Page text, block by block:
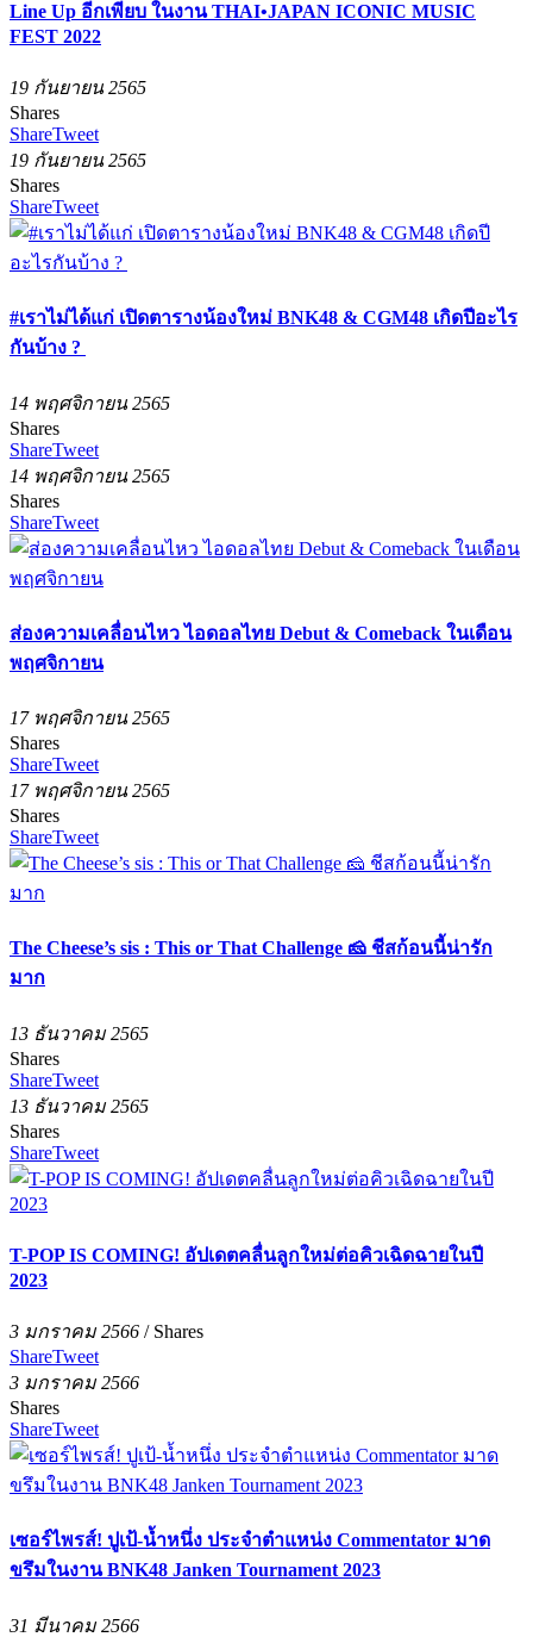
Line Up อีกเพียบ ในงาน THAI•JAPAN ICONIC MUSIC
FEST 2022
19 กันยายน 2565
Shares
ShareTweet
19 กันยายน 2565
Shares
ShareTweet
#เราไม่ได้แก่ เปิดตารางน้องใหม่ BNK48 & CGM48 เกิดปีอะไร
กันบ้าง ?
14 พฤศจิกายน 2565
Shares
ShareTweet
14 พฤศจิกายน 2565
Shares
ShareTweet
ส่องความเคลื่อนไหว ไอดอลไทย Debut & Comeback ในเดือน
พฤศจิกายน
17 พฤศจิกายน 2565
Shares
ShareTweet
17 พฤศจิกายน 2565
Shares
ShareTweet
The Cheese’s sis : This or That Challenge 🧀 ชีสก้อนนี้น่ารัก
มาก
13 ธันวาคม 2565
Shares
ShareTweet
13 ธันวาคม 2565
Shares
ShareTweet
T-POP IS COMING! อัปเดตคลื่นลูกใหม่ต่อคิวเฉิดฉายในปี
2023
3 มกราคม 2566 / Shares
ShareTweet
3 มกราคม 2566
Shares
ShareTweet
เซอร์ไพรส์! ปูเป้-น้ำหนึ่ง ประจำตำแหน่ง Commentator มาด
ขรึมในงาน BNK48 Janken Tournament 2023
31 มีนาคม 2566